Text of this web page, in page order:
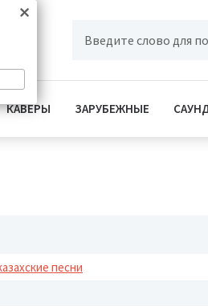
КАВЕРЫ ЗАРУБЕЖНЫЕ
песни